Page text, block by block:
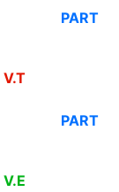
PART
V.T
PART
V.E